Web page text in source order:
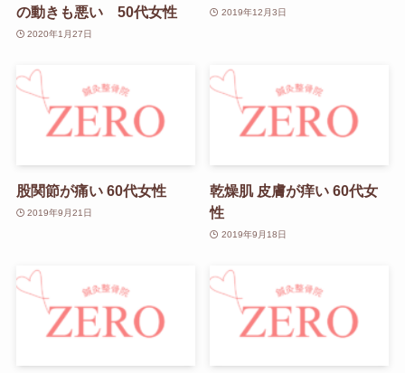
の動きも悪い 50代女性
2020年1月27日
2019年12月3日
股関節が痛い 60代女性
2019年9月21日
乾燥肌 皮膚が痒い 60代女
性
2019年9月18日